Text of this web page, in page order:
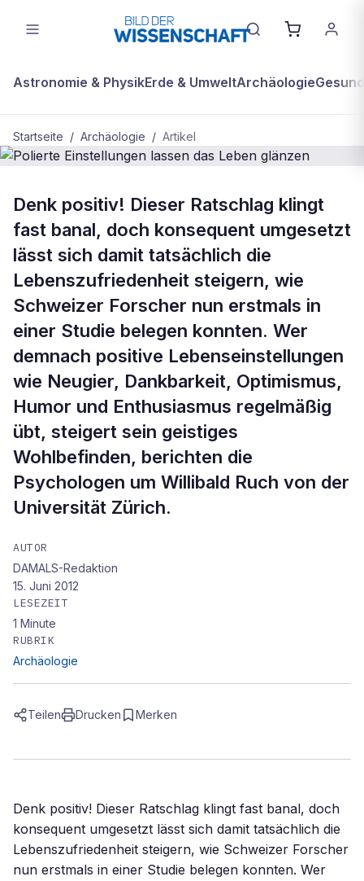
Astronomie & PhysikErde & UmweltArchäologie
Startseite / Archäologie / Artikel
Polierte Einstellungen lassen das
Leben glänzen
Denk positiv! Dieser Ratschlag klingt
fast banal, doch konsequent umgesetzt
lässt sich damit tatsächlich die
Lebenszufriedenheit steigern, wie
Schweizer Forscher nun erstmals in
einer Studie belegen konnten. Wer
demnach positive Lebenseinstellungen
wie Neugier, Dankbarkeit, Optimismus,
Humor und Enthusiasmus regelmäßig
übt, steigert sein geistiges
Wohlbefinden, berichten die
Psychologen um Willibald Ruch von der
Universität Zürich.
AUTOR
DAMALS-Redaktion
15. Juni 2012
LESEZEIT
1 Minute
RUBRIK
Archäologie
Teilen Drucken Merken
Denk positiv! Dieser Ratschlag klingt fast banal, doch
konsequent umgesetzt lässt sich damit tatsächlich die
Lebenszufriedenheit steigern, wie Schweizer Forscher
nun erstmals in einer Studie belegen konnten. Wer